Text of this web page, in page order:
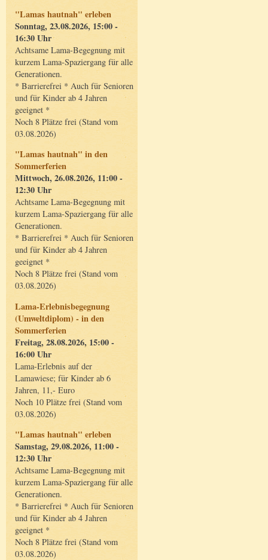
"Lamas hautnah" erleben
Sonntag, 23.08.2026, 15:00 -
16:30 Uhr
Achtsame Lama-Begegnung mit
kurzem Lama-Spaziergang für alle
Generationen.
* Barrierefrei * Auch für Senioren
und für Kinder ab 4 Jahren
geeignet *
Noch 8 Plätze frei (Stand vom
03.08.2026)
"Lamas hautnah" in den
Sommerferien
Mittwoch, 26.08.2026, 11:00 -
12:30 Uhr
Achtsame Lama-Begegnung mit
kurzem Lama-Spaziergang für alle
Generationen.
* Barrierefrei * Auch für Senioren
und für Kinder ab 4 Jahren
geeignet *
Noch 8 Plätze frei (Stand vom
03.08.2026)
Lama-Erlebnisbegegnung
(Umweltdiplom) - in den
Sommerferien
Freitag, 28.08.2026, 15:00 -
16:00 Uhr
Lama-Erlebnis auf der
Lamawiese; für Kinder ab 6
Jahren, 11,- Euro
Noch 10 Plätze frei (Stand vom
03.08.2026)
"Lamas hautnah" erleben
Samstag, 29.08.2026, 11:00 -
12:30 Uhr
Achtsame Lama-Begegnung mit
kurzem Lama-Spaziergang für alle
Generationen.
* Barrierefrei * Auch für Senioren
und für Kinder ab 4 Jahren
geeignet *
Noch 8 Plätze frei (Stand vom
03.08.2026)